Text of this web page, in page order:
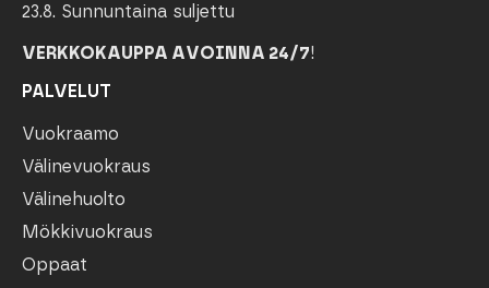
23.8. Sunnuntaina suljettu
VERKKOKAUPPA AVOINNA 24/7!
PALVELUT
Vuokraamo
Välinevuokraus
Välinehuolto
Mökkivuokraus
Oppaat